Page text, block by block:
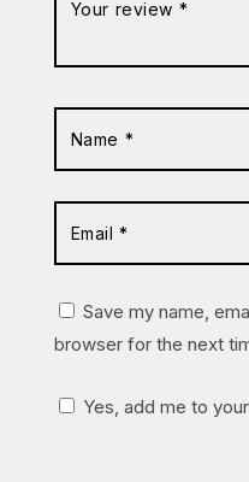
Save my name,
browser for the next
Yes, add me to